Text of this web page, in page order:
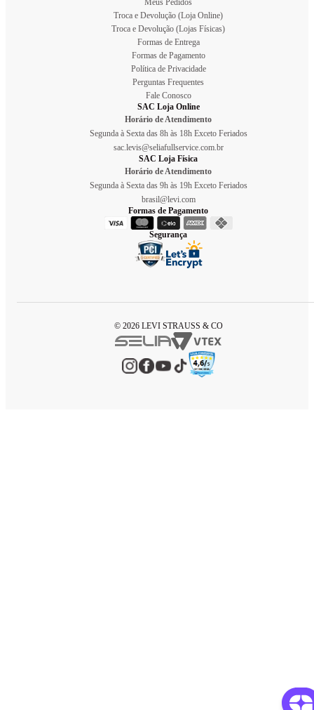
Troca e Devolução (Loja Online)
Troca e Devolução (Lojas Físicas)
Formas de Entrega
Formas de Pagamento
Política de Privacidade
Perguntas Frequentes
Fale Conosco
SAC Loja Online
Horário de Atendimento
Segunda à Sexta das 8h às 18h Exceto Feriados
sac.levis@seliafullservice.com.br
SAC Loja Física
Horário de Atendimento
Segunda à Sexta das 9h às 19h Exceto Feriados
brasil@levi.com
Formas de Pagamento
Segurança
© 2026 LEVI STRAUSS & CO